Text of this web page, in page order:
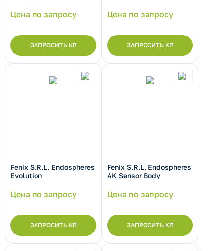
Цена по запросу
ЗАПРОСИТЬ КП
Цена по запросу
ЗАПРОСИТЬ КП
Fenix S.R.L. Endospheres
Evolution
Цена по запросу
ЗАПРОСИТЬ КП
Fenix S.R.L. Endospheres
AK Sensor Body
Цена по запросу
ЗАПРОСИТЬ КП